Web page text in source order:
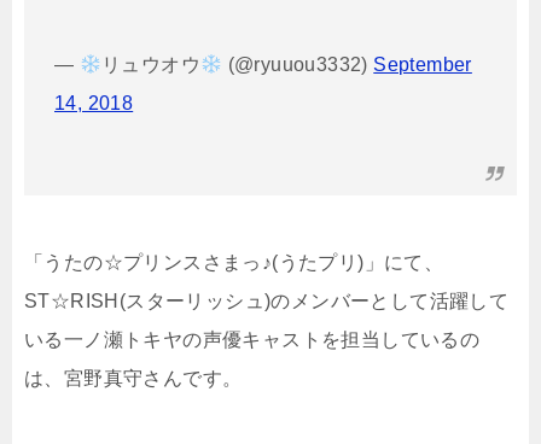
— リュウオウ (@ryuuou3332) September
14, 2018
「うたの☆プリンスさまっ♪(うたプリ)」にて、
ST☆RISH(スターリッシュ)のメンバーとして活躍して
いる一ノ瀬トキヤの声優キャストを担当しているの
は、宮野真守さんです。